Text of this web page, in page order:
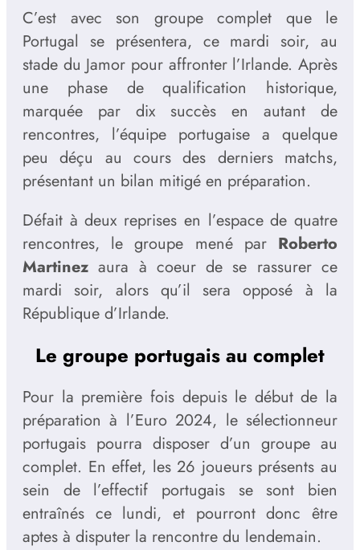
C’est avec son groupe complet que le
Portugal se présentera, ce mardi soir, au
stade du Jamor pour affronter l’Irlande. Après
une phase de qualification historique,
marquée par dix succès en autant de
rencontres, l’équipe portugaise a quelque
peu déçu au cours des derniers matchs,
présentant un bilan mitigé en préparation.
Défait à deux reprises en l’espace de quatre
rencontres, le groupe mené par Roberto
Martinez aura à coeur de se rassurer ce
mardi soir, alors qu’il sera opposé à la
République d’Irlande.
Le groupe portugais au complet
Pour la première fois depuis le début de la
préparation à l’Euro 2024, le sélectionneur
portugais pourra disposer d’un groupe au
complet. En effet, les 26 joueurs présents au
sein de l’effectif portugais se sont bien
entraînés ce lundi, et pourront donc être
aptes à disputer la rencontre du lendemain.